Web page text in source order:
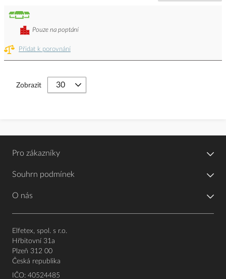
Přidat k porovnání
Pouze na poptání
Zobrazit
Pro zákazníky
Souhrn podmínek
O nás
Elfetex, spol. s r.o.
Hřbitovní 31a
Plzeň 312 00
Česká republika
IČO: 40524485